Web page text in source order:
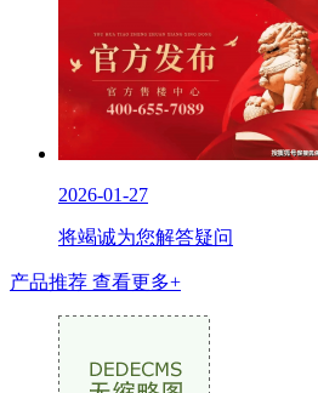
2026-01-27
将竭诚为您解答疑问
产品推荐 查看更多+